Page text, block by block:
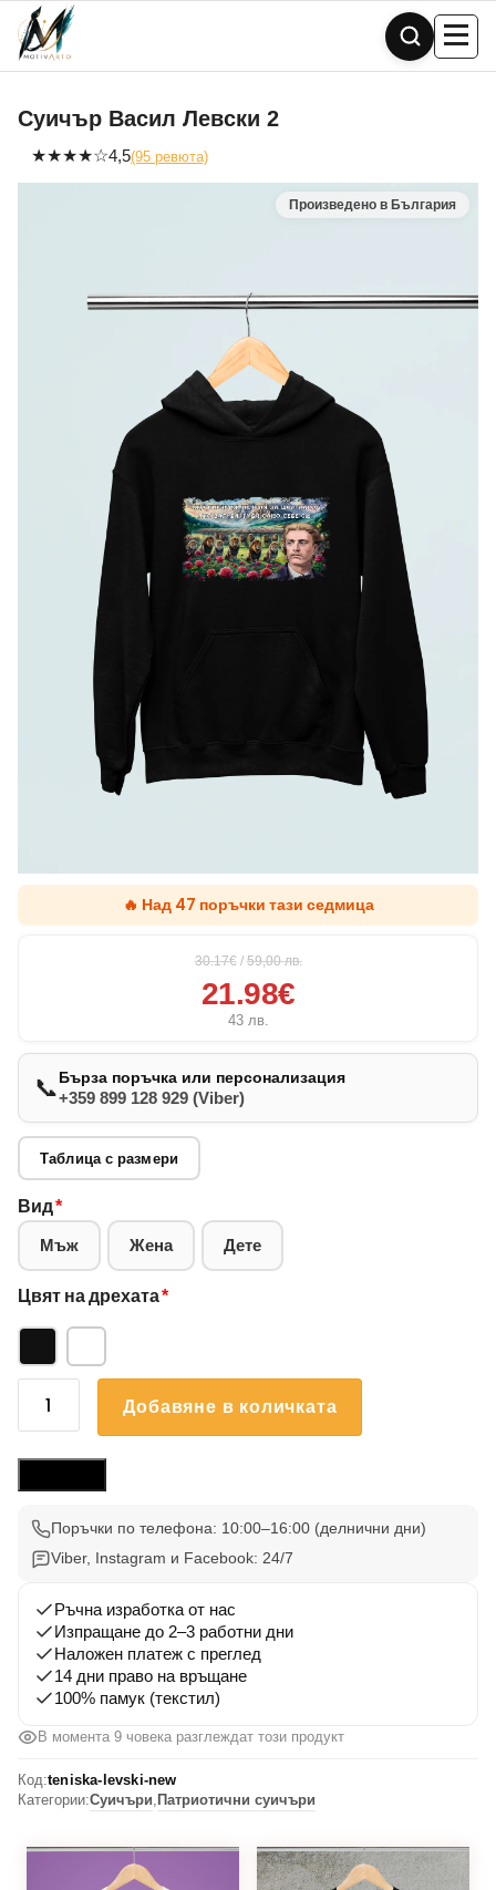
Skip
content
Суичър Васил Левски 2
★★★★☆4,5(95 ревюта)
🔥 Над 47 поръчки тази седмица
30.17€ / 59,00лв.
21.98€
43 лв.
📞Бърза поръчка или персонализация
+359 899 128 929 (Viber)
Таблица с размери
Вид*
Мъж Жена Дете
Цвят на дрехата*
количество
Левски
Добавяне в количката
Поръчки по телефона: 10:00–16:00 (делнични дни)
Viber, Instagram и Facebook: 24/7
Ръчна изработка от нас
Изпращане до 2–3 работни дни
Наложен платеж с преглед
14 дни право на връщане
100% памук (текстил)
В момента 9 човека разглеждат този продукт
Код:teniska-levski-new
Категории:Суичъри, Патриотични суичъри